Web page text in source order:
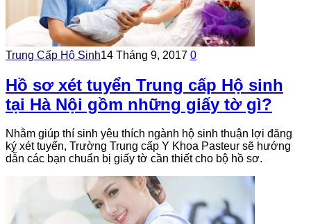
Trung Cấp Hộ Sinh14 Tháng 9, 2017 0
Hồ sơ xét tuyển Trung cấp Hộ sinh
tại Hà Nội gồm những giấy tờ gì?
Nhằm giúp thí sinh yêu thích ngành hộ sinh thuận lợi đăng
ký xét tuyển, Trường Trung cấp Y Khoa Pasteur sẽ hướng
dẫn các bạn chuẩn bị giấy tờ cần thiết cho bộ hồ sơ.